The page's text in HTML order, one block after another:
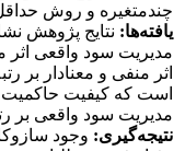
چندمتغیره و روش
یافته‌ها: نتایج پژوهش
مدیریت سود واقعی
اثر منفی و معنادار بر
است که کیفیت
مدیریت سود واقعی بر
نتیجه‌گیری: وجود